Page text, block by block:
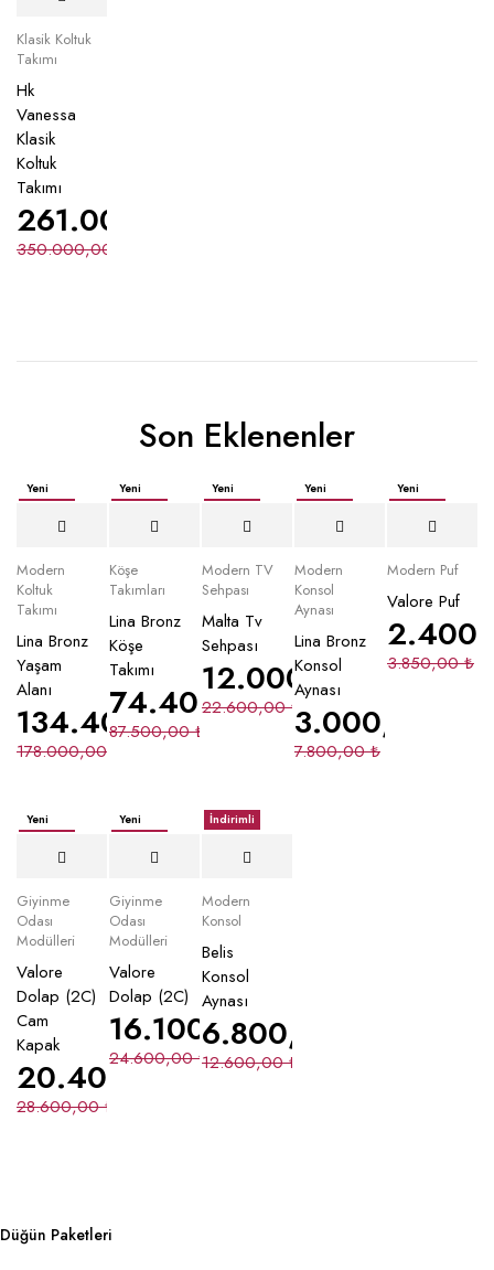
Klasik Koltuk
Takımı
Hk
Vanessa
Klasik
Koltuk
Takımı
350.000,00
261.000,00
Son Eklenenler
Yeni
Modern
Koltuk
Takımı
Lina Bronz
Yaşam
Alanı
178.000,00
134.400,00₺
Yeni
Köşe
Takımları
Lina Bronz
Köşe
Takımı
87.500,00₺
74.400,00₺
Yeni
Modern TV
Sehpası
Malta Tv
Sehpası
22.600,00₺
12.000,00
Yeni
Modern
Konsol
Aynası
Lina Bronz
Konsol
Aynası
7.800,00₺
3.000,00
Yeni
Modern Puf
Valore Puf
3.850,00₺
Yeni
Giyinme
Odası
Modülleri
Valore
Dolap (2C)
Cam
Kapak
28.600,00₺
20.400,00₺
Yeni
Giyinme
Odası
Modülleri
Valore
Dolap (2C)
24.600,00₺
16.100,00₺
İndirimli
Modern
Konsol
Belis
Konsol
Aynası
12.600,00₺
6.800,00
Düğün Paketleri